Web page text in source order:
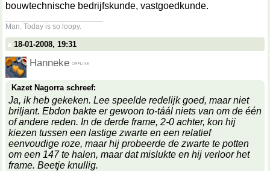
bouwtechnische bedrijfskunde, vastgoedkunde.
Man. Today is so loopy.
18-01-2008, 19:31
Hanneke
Kazet Nagorra schreef:
Ja, ik heb gekeken. Lee speelde redelijk goed, maar niet
briljant. Ebdon bakte er gewoon to-táál niets van om de één
of andere reden. In de derde frame, 2-0 achter, kon hij
kiezen tussen een lastige zwarte en een relatief
eenvoudige roze, maar hij probeerde de zwarte te potten
om een 147 te halen, maar dat mislukte en hij verloor het
frame. Beetje knullig.